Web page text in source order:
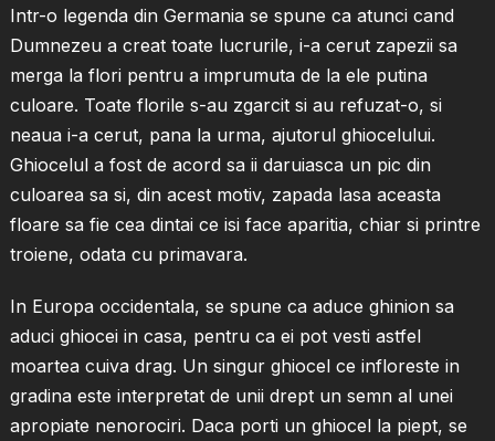
Intr-o legenda din Germania se spune ca atunci cand
Dumnezeu a creat toate lucrurile, i-a cerut zapezii sa
merga la flori pentru a imprumuta de la ele putina
culoare. Toate florile s-au zgarcit si au refuzat-o, si
neaua i-a cerut, pana la urma, ajutorul ghiocelului.
Ghiocelul a fost de acord sa ii daruiasca un pic din
culoarea sa si, din acest motiv, zapada lasa aceasta
floare sa fie cea dintai ce isi face aparitia, chiar si printre
troiene, odata cu primavara.
In Europa occidentala, se spune ca aduce ghinion sa
aduci ghiocei in casa, pentru ca ei pot vesti astfel
moartea cuiva drag. Un singur ghiocel ce infloreste in
gradina este interpretat de unii drept un semn al unei
apropiate nenorociri. Daca porti un ghiocel la piept, se